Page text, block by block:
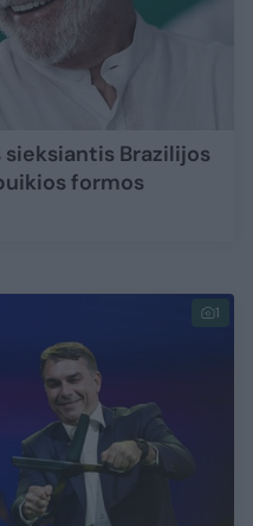
Brazilijos
formos
1